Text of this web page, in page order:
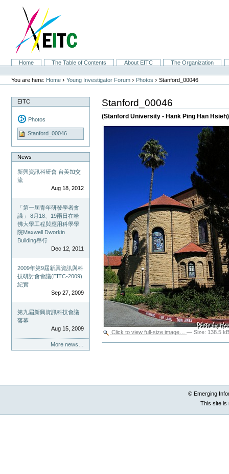
navigation
SectionsHome The Table of Contents About EITC
The Organization
Personal
tools
You are here: Home ›Young Investigator Forum › Photos ›Stanford_00046
EITC
Photos
Stanford_00046
News
新興資訊科研會 台美加交
流
Aug 18, 2012
「第一屆青年研發學者會
議」 8月18、19兩日在哈
佛大學工程與應用科學學
院Maxwell Dworkin
Building舉行
Dec 12, 2011
2009年第9屆新興資訊與科
技研討會會議(EITC-2009)
紀實
Sep 27, 2009
第九屆新興資訊科技會議
落幕
Aug 15, 2009
More news…
Stanford_00046
(Stanford University - Hank Ping Han Hsieh)
Click to view full-size image… —Size: 138.5
© Emerging
This site is